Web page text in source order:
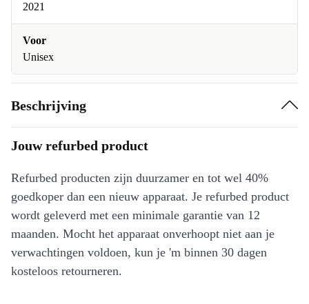
2021
Voor
Unisex
Beschrijving
Jouw refurbed product
Refurbed producten zijn duurzamer en tot wel 40%
goedkoper dan een nieuw apparaat. Je refurbed product
wordt geleverd met een minimale garantie van 12
maanden. Mocht het apparaat onverhoopt niet aan je
verwachtingen voldoen, kun je 'm binnen 30 dagen
kosteloos retourneren.